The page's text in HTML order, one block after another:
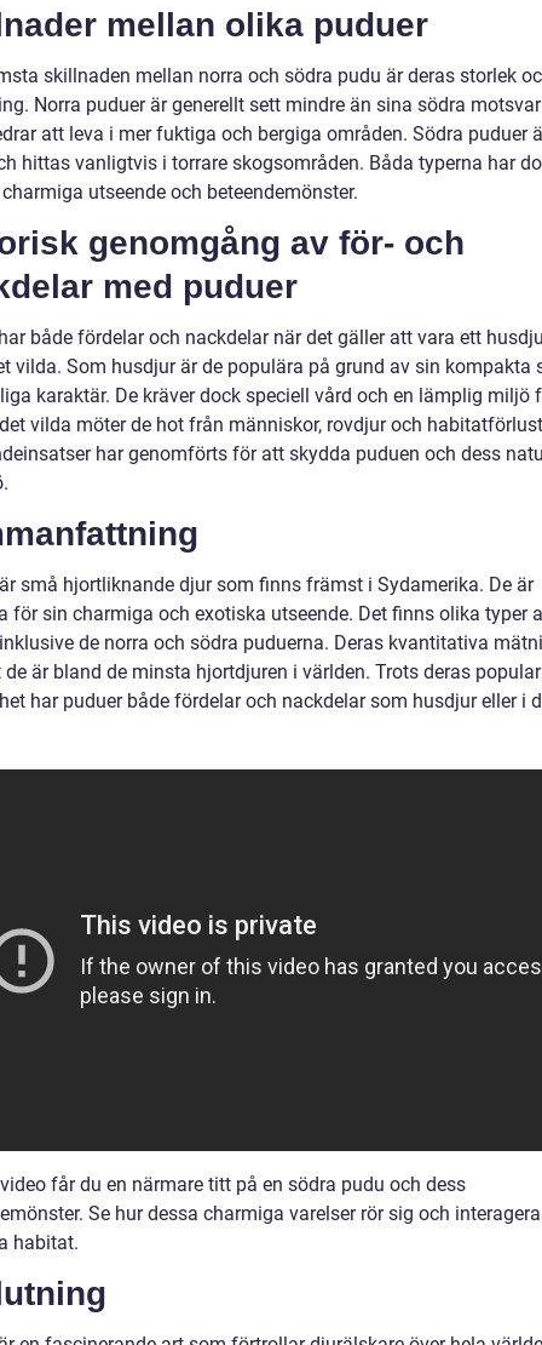
mellan olika puduer
skillnaden mellan norra och södra pudu är deras storlek
Norra puduer är generellt sett mindre än sina södra
att leva i mer fuktiga och bergiga områden. Södra puduer
hittas vanligtvis i torrare skogsområden. Båda typerna har
utseende och beteendemönster.
genomgång av för- och
med puduer
både fördelar och nackdelar när det gäller att vara ett
vilda. Som husdjur är de populära på grund av sin kompakta
karaktär. De kräver dock speciell vård och en lämplig miljö
vilda möter de hot från människor, rovdjur och
har genomförts för att skydda puduen och dess
små hjortliknande djur som finns främst i Sydamerika. De är
för sin charmiga och exotiska utseende. Det finns olika typer
de norra och södra puduerna. Deras kvantitativa
är bland de minsta hjortdjuren i världen. Trots deras
har puduer både fördelar och nackdelar som husdjur eller i
får du en närmare titt på en södra pudu och dess
Se hur dessa charmiga varelser rör sig och
habitat.